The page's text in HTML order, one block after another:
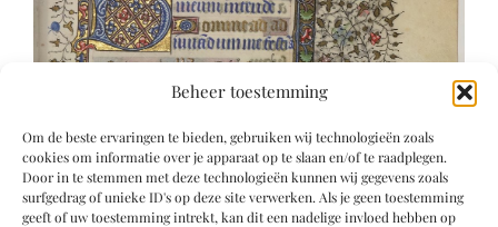
Beheer toestemming
Om de beste ervaringen te bieden, gebruiken wij technologieën zoals
cookies om informatie over je apparaat op te slaan en/of te raadplegen.
Door in te stemmen met deze technologieën kunnen wij gegevens zoals
surfgedrag of unieke ID's op deze site verwerken. Als je geen toestemming
geeft of uw toestemming intrekt, kan dit een nadelige invloed hebben op